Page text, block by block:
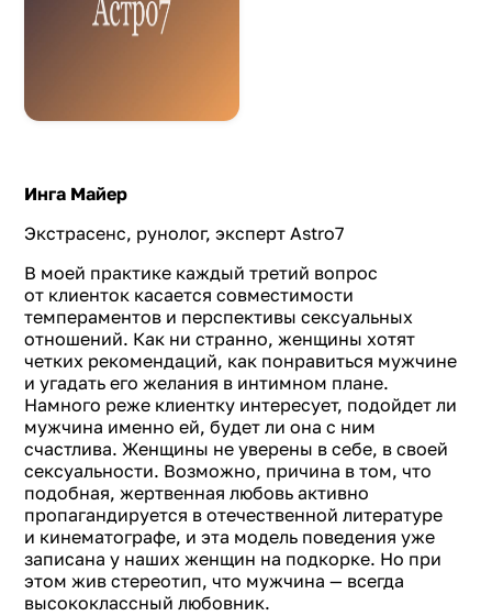
Инга Майер
Экстрасенс, рунолог, эксперт Astro7
В моей практике каждый третий вопрос
от клиенток касается совместимости
темпераментов и перспективы сексуальных
отношений. Как ни странно, женщины хотят
четких рекомендаций, как понравиться мужчине
и угадать его желания в интимном плане.
Намного реже клиентку интересует, подойдет ли
мужчина именно ей, будет ли она с ним
счастлива. Женщины не уверены в себе, в своей
сексуальности. Возможно, причина в том, что
подобная, жертвенная любовь активно
пропагандируется в отечественной литературе
и кинематографе, и эта модель поведения уже
записана у наших женщин на подкорке. Но при
этом жив стереотип, что мужчина — всегда
высококлассный любовник.